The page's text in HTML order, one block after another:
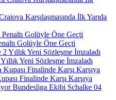
Karşılaşmasında İlk Yarıda
Golüyle Öne Geçti
Yeni Sözleşme İmzaladı
Finalinde Karşı Karşıya